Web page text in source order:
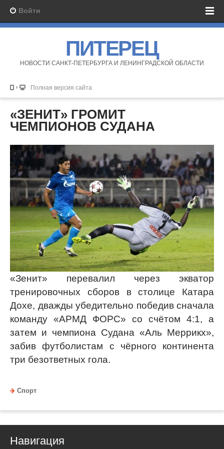
Войти
ПИТЕРЕЦ
НОВОСТИ САНКТ-ПЕТЕРБУРГА И ЛЕНИНГРАДСКОЙ ОБЛАСТИ
Полная версия сайта
«ЗЕНИТ» ГРОМИТ
ЧЕМПИОНОВ СУДАНА
«Зенит» перевалил через экватор
тренировочных сборов в столице Катара
Дохе, дважды убедительно победив сначала
команду «АРМД ФОРС» со счётом 4:1, а
затем и чемпиона Судана «Аль Меррикх»,
забив футболистам с чёрного континента
три безответных гола.
Спорт
Навигация